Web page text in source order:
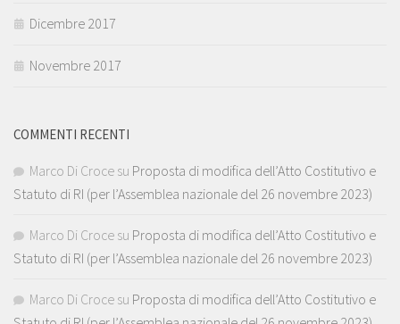
Dicembre 2017
Novembre 2017
COMMENTI RECENTI
Marco Di Croce su Proposta di modifica dell’Atto Costitutivo e
Statuto di RI (per l’Assemblea nazionale del 26 novembre 2023)
Marco Di Croce su Proposta di modifica dell’Atto Costitutivo e
Statuto di RI (per l’Assemblea nazionale del 26 novembre 2023)
Marco Di Croce su Proposta di modifica dell’Atto Costitutivo e